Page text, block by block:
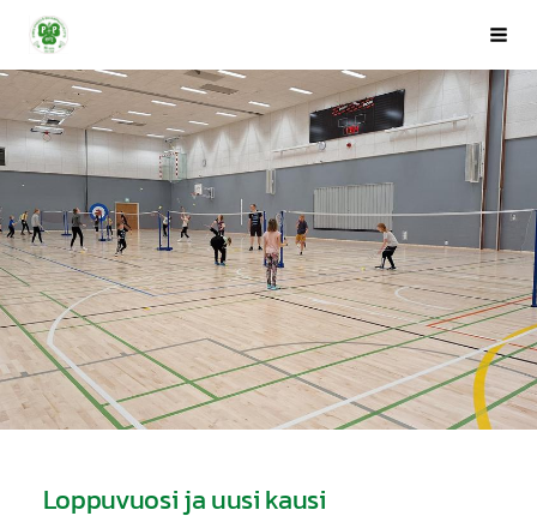
Siirry
sivun
sisältöön
Porin Pyrintö ry
Loppuvuosi ja uusi kausi